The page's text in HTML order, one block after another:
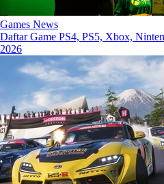
Games News
Daftar Game PS4, PS5, Xbox,
2026